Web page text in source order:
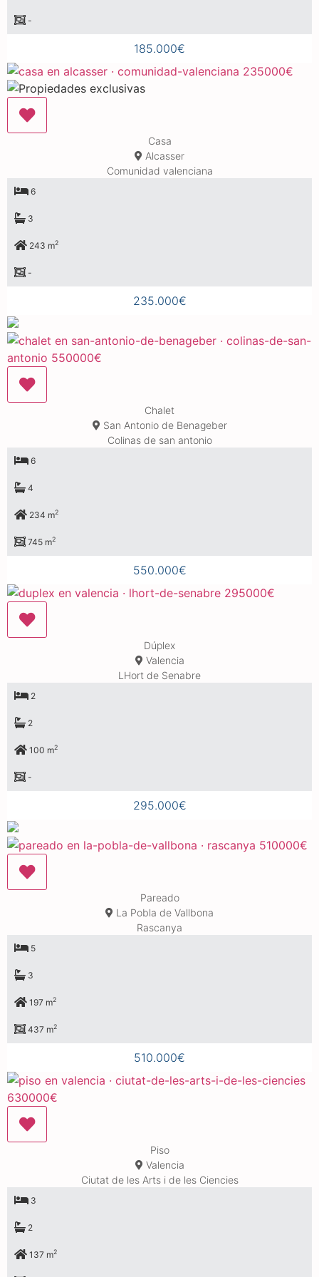
-
185.000€
Casa
Alcasser
Comunidad valenciana
6
3
243 m2
-
235.000€
Chalet
San Antonio de Benageber
Colinas de san antonio
6
4
234 m2
745 m2
550.000€
Dúplex
Valencia
LHort de Senabre
2
2
100 m2
-
295.000€
Pareado
La Pobla de Vallbona
Rascanya
5
3
197 m2
437 m2
510.000€
Piso
Valencia
Ciutat de les Arts i de les Ciencies
3
2
137 m2